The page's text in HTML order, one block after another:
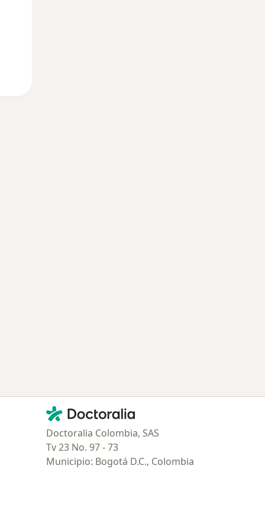
Contacto
Doctoralia - Página de inicio
Doctoralia Colombia, SAS
Tv 23 No. 97 - 73
Municipio: Bogotá D.C., Colombia